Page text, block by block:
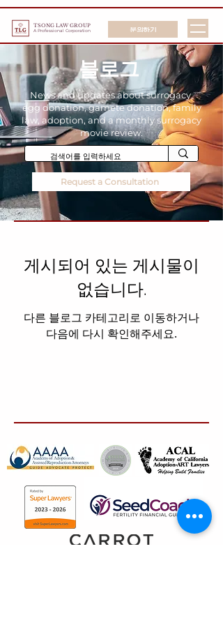
TSONG LAW GROUP
A Professional Corporation 문의하기
블로그
News and updates about surrogacy,
egg donation, gamete donation, family
law, adoption, and a monthly surrogacy
movie review.
Request a Consultation
게시되어 있는 게시물이
없습니다.
다른 블로그 카테고리로 이동하거나
다음에 다시 확인해주세요.